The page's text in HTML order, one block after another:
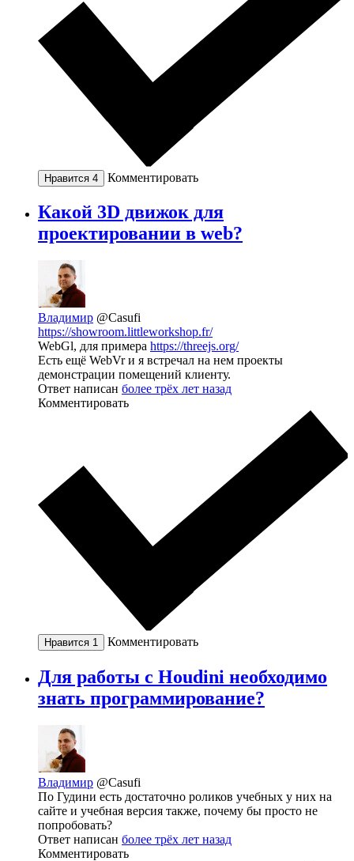
Нравится 4 Комментировать
Какой 3D движок для
проектировании в web?
Владимир @Casufi
https://showroom.littleworkshop.fr/
WebGl, для примера https://threejs.org/
Есть ещё WebVr и я встречал на нем проекты
демонстрации помещений клиенту.
Ответ написан более трёх лет назад
Комментировать
Нравится 1 Комментировать
Для работы с Houdini необходимо
знать программирование?
Владимир @Casufi
По Гудини есть достаточно роликов учебных у них на
сайте и учебная версия также, почему бы просто не
попробовать?
Ответ написан более трёх лет назад
Комментировать